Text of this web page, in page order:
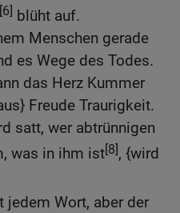
[6] blüht auf.
Menschen gerade
es Wege des Todes.
das Herz Kummer
Freude Traurigkeit.
satt, wer abtrünnigen
was in ihm ist[8], {wird
jedem Wort, aber der